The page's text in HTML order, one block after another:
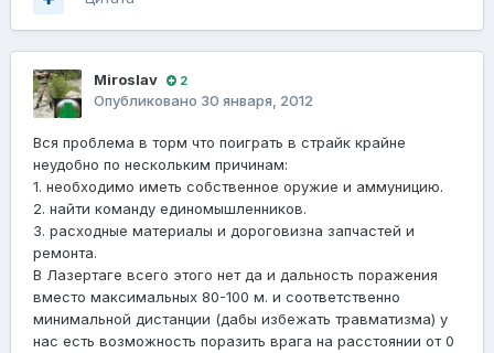
Miroslav 2
Опубликовано 30 января, 2012
Вся проблема в торм что поиграть в страйк крайне
неудобно по нескольким причинам:
1. необходимо иметь собственное оружие и аммуницию.
2. найти команду единомышленников.
3. расходные материалы и дороговизна запчастей и
ремонта.
В Лазертаге всего этого нет да и дальность поражения
вместо максимальных 80-100 м. и соответственно
минимальной дистанции (дабы избежать травматизма) у
нас есть возможность поразить врага на расстоянии от 0